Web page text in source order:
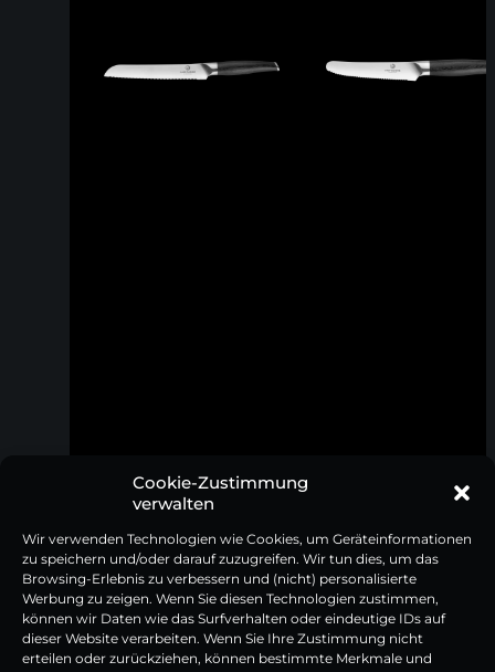
Cookie-Zustimmung
verwalten
Wir verwenden Technologien wie Cookies, um Geräteinformationen
zu speichern und/oder darauf zuzugreifen. Wir tun dies, um das
Browsing-Erlebnis zu verbessern und (nicht) personalisierte
Werbung zu zeigen. Wenn Sie diesen Technologien zustimmen,
können wir Daten wie das Surfverhalten oder eindeutige IDs auf
dieser Website verarbeiten. Wenn Sie Ihre Zustimmung nicht
erteilen oder zurückziehen, können bestimmte Merkmale und
Brotmesser mit Pakkaholzgriff
54,95€
Inkl. 19% MwSt | zzgl. Versandkosten
Frühstücksmesser mit
29,95€
Inkl. 19% MwSt | zzgl. Versandkosten